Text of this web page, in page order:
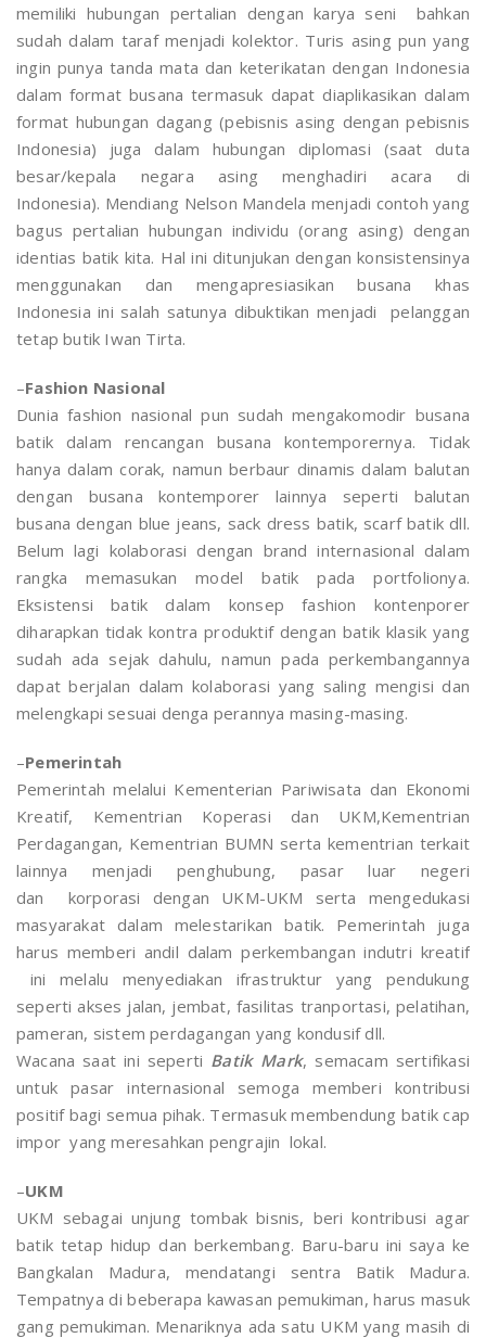
memiliki hubungan pertalian dengan karya seni bahkan
sudah dalam taraf menjadi kolektor. Turis asing pun yang
ingin punya tanda mata dan keterikatan dengan Indonesia
dalam format busana termasuk dapat diaplikasikan dalam
format hubungan dagang (pebisnis asing dengan pebisnis
Indonesia) juga dalam hubungan diplomasi (saat duta
besar/kepala negara asing menghadiri acara di
Indonesia). Mendiang Nelson Mandela menjadi contoh yang
bagus pertalian hubungan individu (orang asing) dengan
identias batik kita. Hal ini ditunjukan dengan konsistensinya
menggunakan dan mengapresiasikan busana khas
Indonesia ini salah satunya dibuktikan menjadi pelanggan
tetap butik Iwan Tirta.
–Fashion Nasional
Dunia fashion nasional pun sudah mengakomodir busana
batik dalam rencangan busana kontemporernya. Tidak
hanya dalam corak, namun berbaur dinamis dalam balutan
dengan busana kontemporer lainnya seperti balutan
busana dengan blue jeans, sack dress batik, scarf batik dll.
Belum lagi kolaborasi dengan brand internasional dalam
rangka memasukan model batik pada portfolionya.
Eksistensi batik dalam konsep fashion kontenporer
diharapkan tidak kontra produktif dengan batik klasik yang
sudah ada sejak dahulu, namun pada perkembangannya
dapat berjalan dalam kolaborasi yang saling mengisi dan
melengkapi sesuai denga perannya masing-masing.
–Pemerintah
Pemerintah melalui Kementerian Pariwisata dan Ekonomi
Kreatif, Kementrian Koperasi dan UKM,Kementrian
Perdagangan, Kementrian BUMN serta kementrian terkait
lainnya menjadi penghubung, pasar luar negeri
dan korporasi dengan UKM-UKM serta mengedukasi
masyarakat dalam melestarikan batik. Pemerintah juga
harus memberi andil dalam perkembangan indutri kreatif
ini melalu menyediakan ifrastruktur yang pendukung
seperti akses jalan, jembat, fasilitas tranportasi, pelatihan,
pameran, sistem perdagangan yang kondusif dll.
Wacana saat ini seperti Batik Mark, semacam sertifikasi
untuk pasar internasional semoga memberi kontribusi
positif bagi semua pihak. Termasuk membendung batik cap
impor yang meresahkan pengrajin lokal.
–UKM
UKM sebagai unjung tombak bisnis, beri kontribusi agar
batik tetap hidup dan berkembang. Baru-baru ini saya ke
Bangkalan Madura, mendatangi sentra Batik Madura.
Tempatnya di beberapa kawasan pemukiman, harus masuk
gang pemukiman. Menariknya ada satu UKM yang masih di